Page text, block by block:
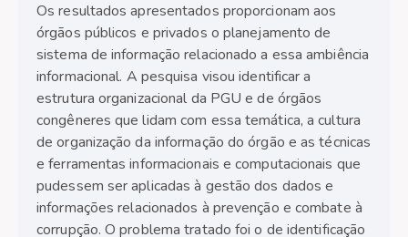
Os resultados apresentados proporcionam aos
órgãos públicos e privados o planejamento de
sistema de informação relacionado a essa ambiência
informacional. A pesquisa visou identificar a
estrutura organizacional da PGU e de órgãos
congêneres que lidam com essa temática, a cultura
de organização da informação do órgão e as técnicas
e ferramentas informacionais e computacionais que
pudessem ser aplicadas à gestão dos dados e
informações relacionados à prevenção e combate à
corrupção. O problema tratado foi o de identificação